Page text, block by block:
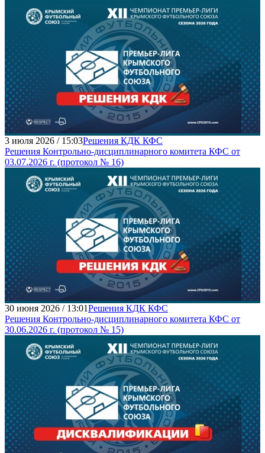
3 июля 2026 / 15:03Решения КДК КФС
Решения Контрольно-дисциплинарного комитета КФС от
03.07.2026 г. (протокол № 16)
30 июня 2026 / 13:01Решения КДК КФС
Решения Контрольно-дисциплинарного комитета КФС от
30.06.2026 г. (протокол № 15)